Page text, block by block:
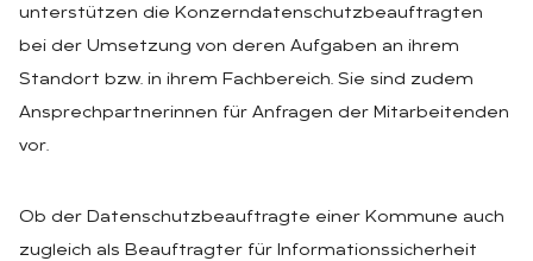
unterstützen die Konzerndatenschutzbeauftragten
bei der Umsetzung von deren Aufgaben an ihrem
Standort bzw. in ihrem Fachbereich. Sie sind zudem
Ansprechpartnerinnen für Anfragen der Mitarbeitenden
vor.
Ob der Datenschutzbeauftragte einer Kommune auch
zugleich als Beauftragter für Informationssicherheit